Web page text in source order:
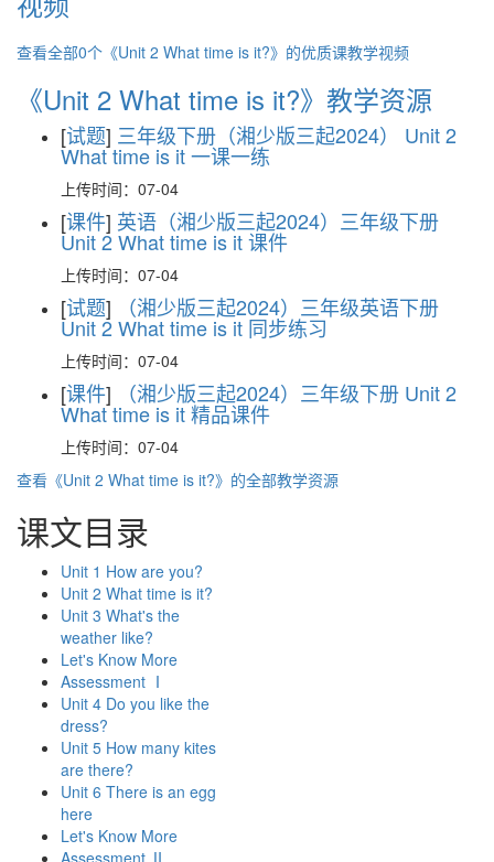
查看全部0个《Unit 2 What time is it?》的优质课教学视频
《Unit 2 What time is it?》教学资源
[试题] 三年级下册（湘少版三起2024） Unit 2
What time is it 一课一练
上传时间：07-04
[课件] 英语（湘少版三起2024）三年级下册
Unit 2 What time is it 课件
上传时间：07-04
[试题] （湘少版三起2024）三年级英语下册
Unit 2 What time is it 同步练习
上传时间：07-04
[课件] （湘少版三起2024）三年级下册 Unit 2
What time is it 精品课件
上传时间：07-04
查看《Unit 2 What time is it?》的全部教学资源
课文目录
Unit 1 How are you?
Unit 2 What time is it?
Unit 3 What's the
weather like?
Let's Know More
Assessment Ⅰ
Unit 4 Do you like the
dress?
Unit 5 How many kites
are there?
Unit 6 There is an egg
here
Let's Know More